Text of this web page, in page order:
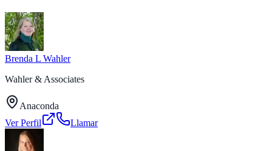
Brenda L Wahler
Wahler & Associates
Anaconda
Ver Perfil
Llamar